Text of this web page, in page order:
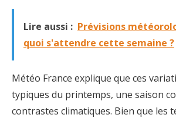
Lire aussi : Prévisions
quoi s'attendre cette semaine ?
Météo France explique que ces
typiques du printemps, une saison
contrastes climatiques. Bien que les